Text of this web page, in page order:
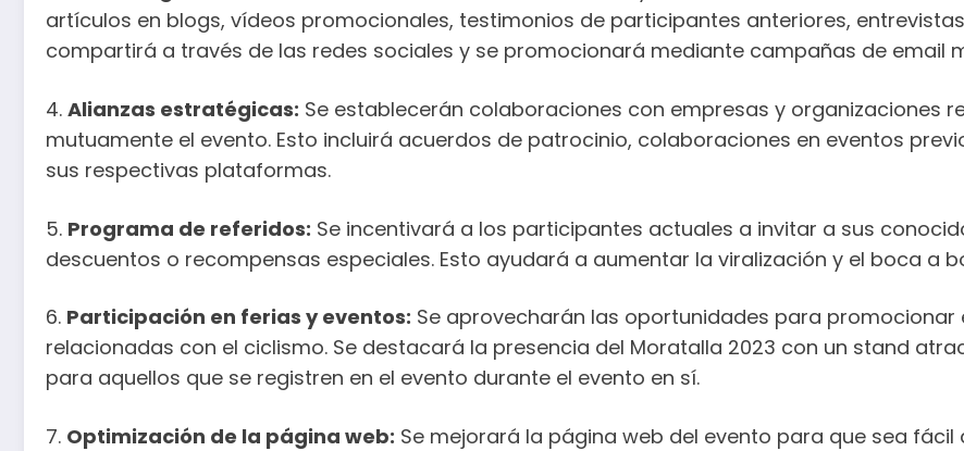
artículos en blogs, vídeos promocionales, testimonios de participantes anteriores,
compartirá a través de las redes sociales y se promocionará mediante campañas de email
4. Alianzas estratégicas: Se establecerán colaboraciones con empresas y organizaciones
mutuamente el evento. Esto incluirá acuerdos de patrocinio, colaboraciones en eventos
sus respectivas plataformas.
5. Programa de referidos: Se incentivará a los participantes actuales a invitar a sus
descuentos o recompensas especiales. Esto ayudará a aumentar la viralización y el boca a
6. Participación en ferias y eventos: Se aprovecharán las oportunidades para promocionar
relacionadas con el ciclismo. Se destacará la presencia del Moratalla 2023 con un stand
para aquellos que se registren en el evento durante el evento en sí.
7. Optimización de la página web: Se mejorará la página web del evento para que sea